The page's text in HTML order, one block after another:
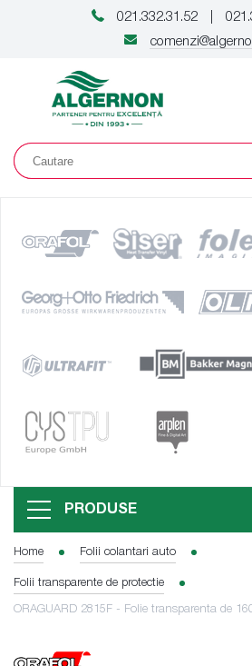
021.332.31.52
PRODUSE
Home Folii colantari auto
Folii transparente de protectie
ORAGUARD 2815F - Folie transparenta de